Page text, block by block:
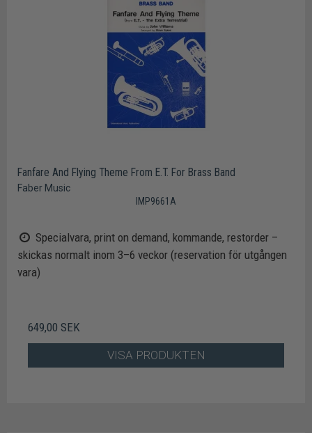
Fanfare And Flying Theme From E.T. For Brass Band
Faber Music
IMP9661A
Specialvara, print on demand, kommande, restorder –
skickas normalt inom 3–6 veckor (reservation för utgången
vara)
649,00 SEK
VISA PRODUKTEN